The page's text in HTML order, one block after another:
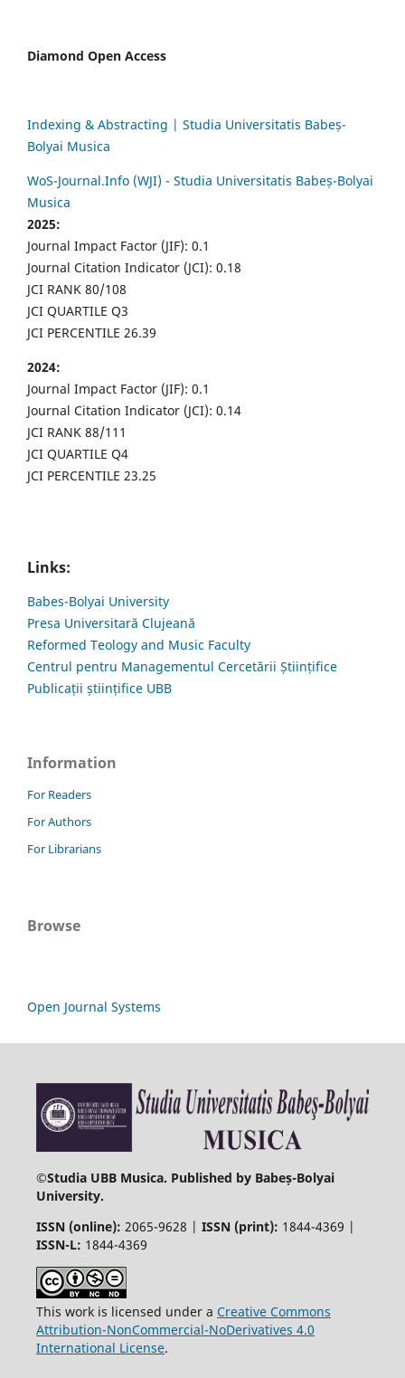
Diamond Open Access
Indexing & Abstracting | Studia Universitatis Babeș-
Bolyai Musica
WoS-Journal.Info (WJI) - Studia Universitatis Babeș-Bolyai
Musica
2025:
Journal Impact Factor (JIF): 0.1
Journal Citation Indicator (JCI): 0.18
JCI RANK 80/108
JCI QUARTILE Q3
JCI PERCENTILE 26.39
2024:
Journal Impact Factor (JIF): 0.1
Journal Citation Indicator (JCI): 0.14
JCI RANK 88/111
JCI QUARTILE Q4
JCI PERCENTILE 23.25
Links:
Babes-Bolyai University
Presa Universitară Clujeană
Reformed Teology and Music Faculty
Centrul pentru Managementul Cercetării Științifice
Publicații științifice UBB
Information
For Readers
For Authors
For Librarians
Browse
Open Journal Systems
©Studia UBB Musica. Published by Babeș-Bolyai
University.
ISSN (online): 2065-9628 | ISSN (print): 1844-4369 |
ISSN-L: 1844-4369
This work is licensed under a Creative Commons
Attribution-NonCommercial-NoDerivatives 4.0
International License.